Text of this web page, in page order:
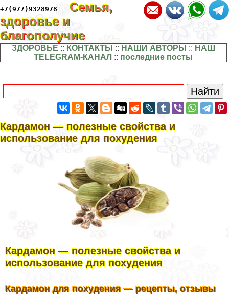
+7(977)9328978
Семья,
здоровье и
благополучие
ЗДОРОВЬЕ :: КОНТАКТЫ :: НАШИ АВТОРЫ :: НАШ
TELEGRAM-КАНАЛ :: последние посты
Кардамон — полезные свойства и
использование для похудения
Кардамон — полезные свойства и
использование для похудения
Кардамон для похудения — рецепты, отзывы